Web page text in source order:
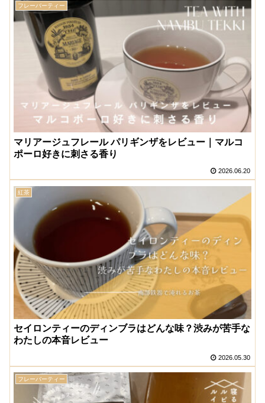
フレーバーティー
マリアージュフレール パリギンザをレビュー｜マルコ
ポーロ好きに刺さる香り
2026.06.20
紅茶
セイロンティーのディンブラはどんな味？渋みが苦手な
わたしの本音レビュー
2026.05.30
フレーバーティー